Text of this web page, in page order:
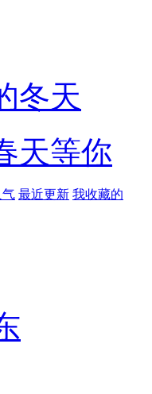
冬天
天等你
气 最近更新 我收藏的